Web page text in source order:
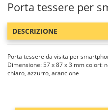
Porta tessere per
DESCRIZIONE
Porta tessere da visita per
Dimensione: 57 x 87 x 3 mm colori:
chiaro, azzurro, arancione